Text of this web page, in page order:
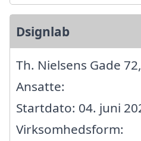
Dsignlab
Th. Nielsens Gade
Ansatte:
Startdato: 04. juni
Virksomhedsform: